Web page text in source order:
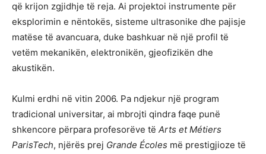
që krijon zgjidhje të reja. Ai projektoi instrumente për
eksplorimin e nëntokës, sisteme ultrasonike dhe pajisje
matëse të avancuara, duke bashkuar në një profil të
vetëm mekanikën, elektronikën, gjeofizikën dhe
akustikën.
Kulmi erdhi në vitin 2006. Pa ndjekur një program
tradicional universitar, ai mbrojti qindra faqe punë
shkencore përpara profesorëve të Arts et Métiers
ParisTech, njërës prej Grande Écoles më prestigjioze të